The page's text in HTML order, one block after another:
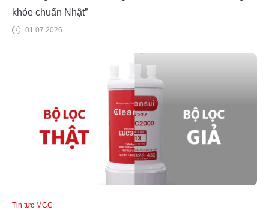
khỏe chuẩn Nhật”
01.07.2026
Tin tức MCC